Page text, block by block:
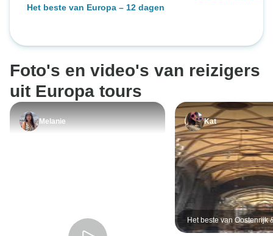
Het beste van Europa – 12 dagen
Foto's en video's van reizigers
uit Europa tours
Melanie Kat
Het beste van Oostenrijk
Zwitserland